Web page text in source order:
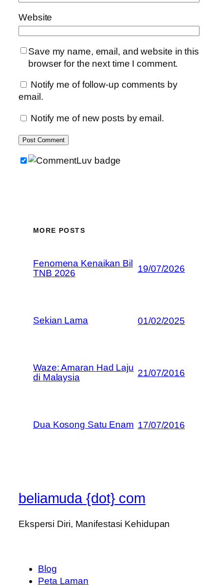
Website
Save my name, email, and website in this
browser for the next time I comment.
Notify me of follow-up comments by
email.
Notify me of new posts by email.
MORE POSTS
Fenomena Kenaikan Bil
TNB 2026
19/07/2026
Sekian Lama 01/02/2025
Waze: Amaran Had Laju
di Malaysia
21/07/2016
Dua Kosong Satu Enam 17/07/2016
beliamuda {dot} com
Ekspersi Diri, Manifestasi Kehidupan
Blog
Peta Laman